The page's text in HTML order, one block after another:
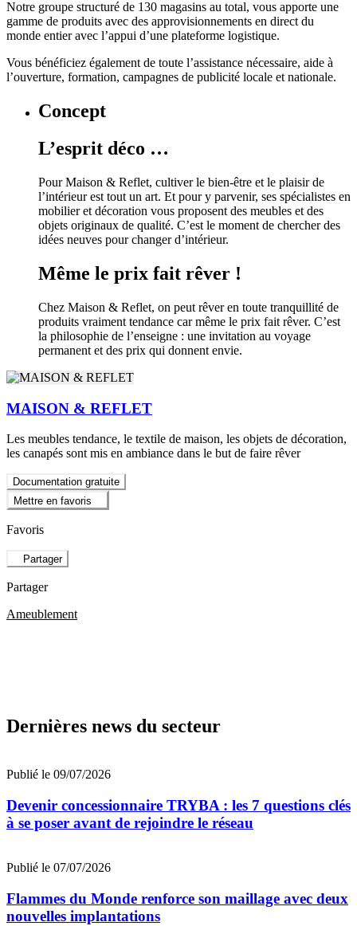
Notre groupe structuré de 130 magasins au total, vous apporte une
gamme de produits avec des approvisionnements en direct du
monde entier avec l’appui d’une plateforme logistique.
Vous bénéficiez également de toute l’assistance nécessaire, aide à
l’ouverture, formation, campagnes de publicité locale et nationale.
Concept
L’esprit déco …
Pour Maison & Reflet, cultiver le bien-être et le plaisir de
l’intérieur est tout un art. Et pour y parvenir, ses spécialistes en
mobilier et décoration vous proposent des meubles et des
objets originaux de qualité. C’est le moment de chercher des
idées neuves pour changer d’intérieur.
Même le prix fait rêver !
Chez Maison & Reflet, on peut rêver en toute tranquillité de
produits vraiment tendance car même le prix fait rêver. C’est
la philosophie de l’enseigne : une invitation au voyage
permanent et des prix qui donnent envie.
MAISON & REFLET
Les meubles tendance, le textile de maison, les objets de décoration,
les canapés sont mis en ambiance dans le but de faire rêver
Documentation gratuite
Mettre en favoris
Favoris
Partager
Partager
Ameublement
Dernières news du secteur
Publié le 09/07/2026
Devenir concessionnaire TRYBA : les 7 questions clés
à se poser avant de rejoindre le réseau
Publié le 07/07/2026
Flammes du Monde renforce son maillage avec deux
nouvelles implantations